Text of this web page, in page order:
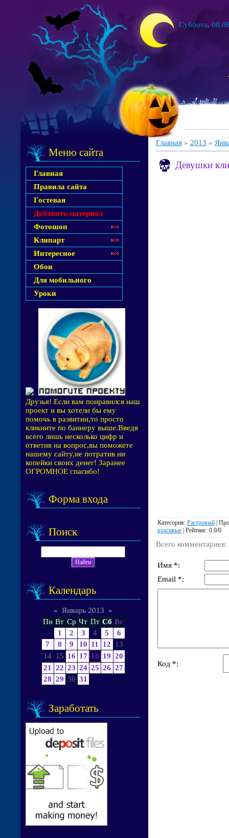
Суббота,
Меню сайта
Главная
Правила сайта
Гостевая
Добавить материал
Фотошоп
Клипарт
Интересное
Обои
Для мобильного
Уроки
Друзья! Если вам понравился наш
проект и вы хотели бы ему
помочь в развитии,то просто
кликните по баннеру выше.Введя
всего лишь несколько цифр и
ответив на вопрос,вы поможете
нашему сайту,не потратив ни
копейки своих денег! Заранее
ОГРОМНОЕ спасибо!
Форма входа
Поиск
Календарь
« Январь 2013
»
Пн Вт Ср Чт Пт Сб Вс
1
2 3 4 5
6
7
8 9 10 11 12
13
14 15 16 17 18 19 20
21
22 23 24 25 26 27
28 29 30 31
Заработать
Главная » 2013 »
Девушки
Категория: Растровый |
красивые | Рейтинг: 0.0/0
Всего комментариев:
Имя *:
Email *:
Код *: